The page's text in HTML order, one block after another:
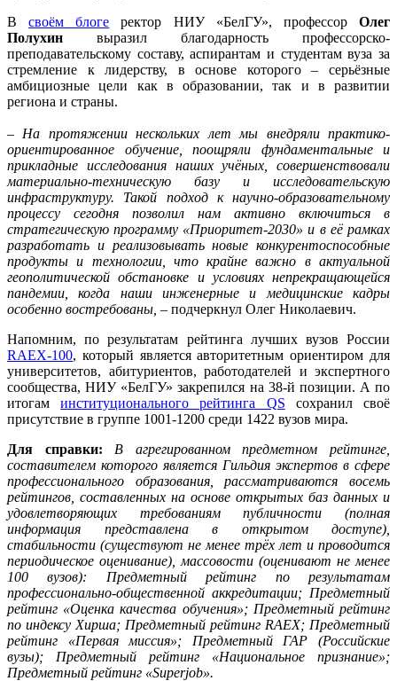
Всвоём блоге ректор НИУ «БелГУ», профессорОлег
Полухин выразил благодарность профессорско-
преподавательскому составу, аспирантам и студентам вуза за
стремление к лидерству, в основе которого – серьёзные
амбициозные цели как в образовании, так и в развитии
региона и страны.
– На протяжении нескольких лет мы внедряли практико-
ориентированное обучение, поощряли фундаментальные и
прикладные исследования наших учёных, совершенствовали
материально-техническую базу и исследовательскую
инфраструктуру. Такой подход к научно-образовательному
процессу сегодня позволил нам активно включиться в
стратегическую программу «Приоритет-2030» и в её рамках
разработать и реализовывать новые конкурентоспособные
продукты и технологии, что крайне важно в актуальной
геополитической обстановке и условиях непрекращающейся
пандемии, когда наши инженерные и медицинские кадры
особенно востребованы, – подчеркнул Олег Николаевич.
Напомним, по результатам рейтинга лучших вузов России
RAEX-100, который является авторитетным ориентиром для
университетов, абитуриентов, работодателей и экспертного
сообщества, НИУ «БелГУ» закрепился на 38-й позиции. А по
итогаминституционального рейтинга QS сохранил своё
присутствие в группе 1001-1200 среди 1422 вузов мира.
Для справки:
В агрегированном предметном рейтинге,
составителем которого является Гильдия экспертов в сфере
профессионального образования, рассматриваются восемь
рейтингов, составленных на основе открытых баз данных и
удовлетворяющих требованиям публичности (полная
информация представлена в открытом доступе),
стабильности (существуют не менее трёх лет и проводится
периодическое оценивание), массовости (оценивают не менее
100 вузов): Предметный рейтинг по результатам
профессионально-общественной аккредитации; Предметный
рейтинг «Оценка качества обучения»; Предметный рейтинг
по индексу Хирша; Предметный рейтинг RAEX; Предметный
рейтинг «Первая миссия»; Предметный ГАР (Российские
вузы); Предметный рейтинг «Национальное признание»;
Предметный рейтинг «Superjob».